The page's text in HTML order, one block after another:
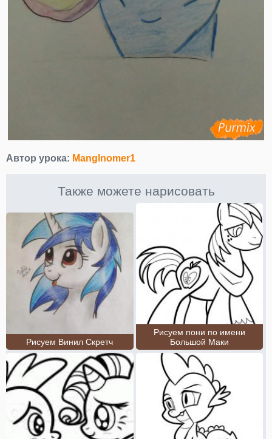
Автор урока: Manglnomer1
Также можете нарисовать
Рисуем Винил Скретч
Рисуем пони по имени
Большой Маки